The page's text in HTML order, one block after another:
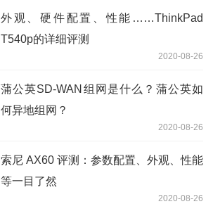
外观、硬件配置、性能……ThinkPad
T540p的详细评测
2020-08-26
蒲公英SD-WAN组网是什么？蒲公英如
何异地组网？
2020-08-26
索尼 AX60 评测：参数配置、外观、性能
等一目了然
2020-08-26